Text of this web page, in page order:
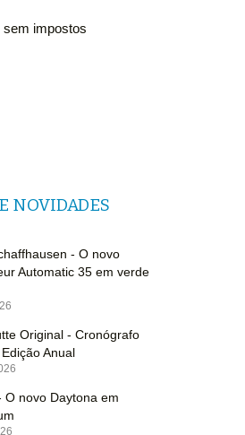
sem impostos
NOVIDADES
- O novo
Automatic 35 em verde
Original - Cronógrafo
Anual
O novo Daytona em